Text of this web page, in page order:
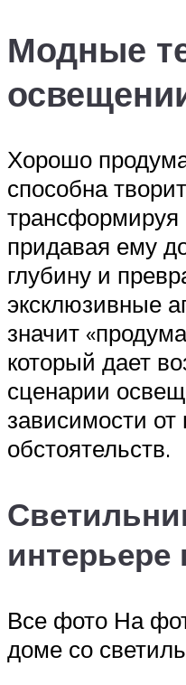
Модные
Хорошо
способна
трансформируя
придавая ему
глубину и
эксклюзивные
значит
который дает
сценарии
зависимости от
обстоятельств.
интерьере
Все фото На
доме со